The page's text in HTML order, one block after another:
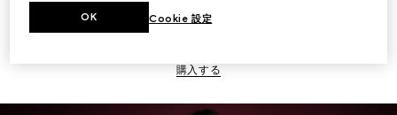
購入する
Cookie 設定
OK